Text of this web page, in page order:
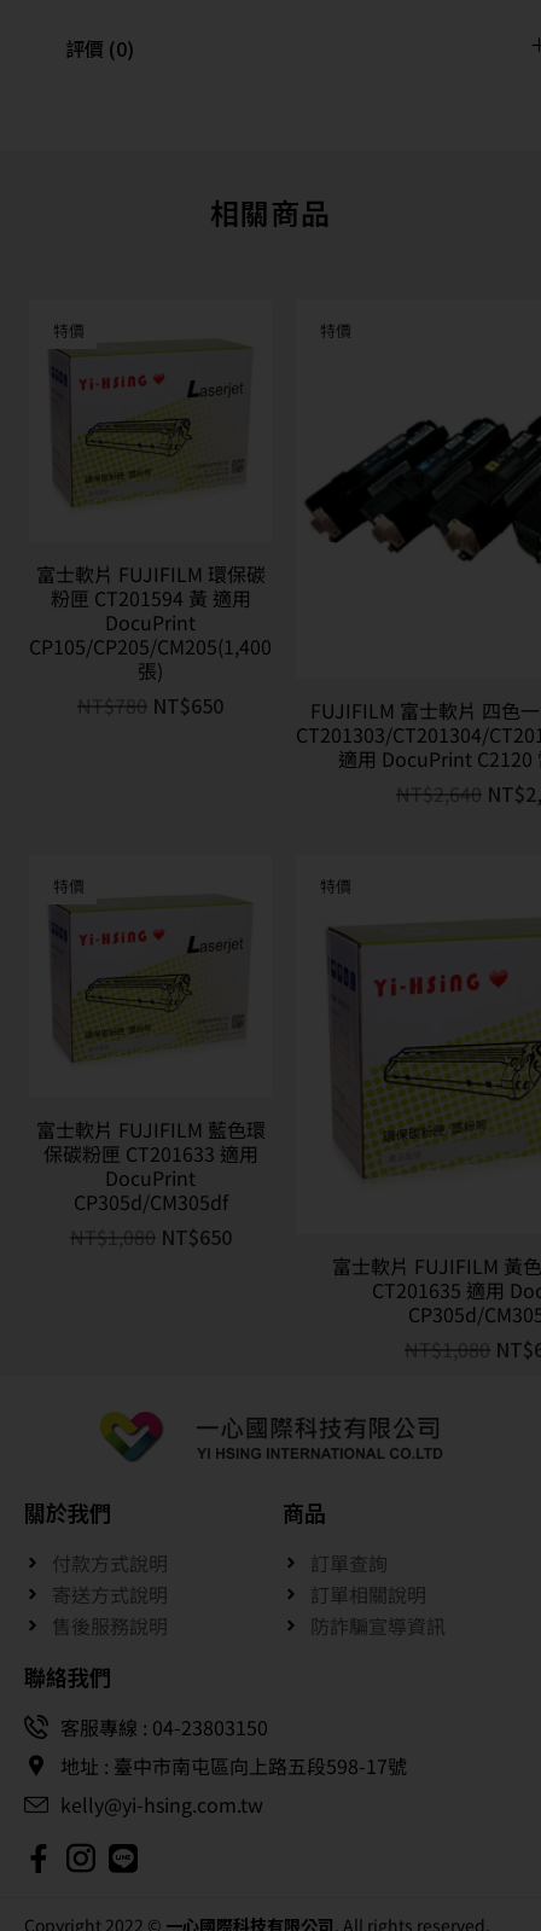
評價 (0)
相關商品
特價
富士軟片 FUJIFILM 環保碳
粉匣 CT201594 黃 適用
DocuPrint
CP105/CP205/CM205(1,400
張)
NT$ 780 NT$650
特價
FUJIFILM 富士軟片 四色
CT201303/CT201304/
適用 DocuPrint C2120
NT$2,640 NT$
特價
富士軟片 FUJIFILM 藍色環
保碳粉匣 CT201633 適用
DocuPrint
CP305d/CM305df
NT$ 1,080 NT$650
特價
富士軟片 FUJIFILM 黃
CT201635 適用
CP305d/
NT$ 1,080 NT$
關於我們
付款方式說明
寄送方式說明
售後服務說明
商品
訂單查詢
訂單相關說明
防詐騙宣導資訊
聯絡我們
客服專線 : 04-23803150
地址 : 臺中市南屯區向上路五段598-17號
kelly@yi-hsing.com.tw
Copyright 2022 © 一心國際科技有限公司. All rights reserved.